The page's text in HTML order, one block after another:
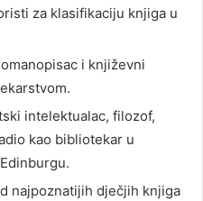
za klasifikaciju knjiga u
i književni
intelektualac, filozof,
kao bibliotekar u
najpoznatijih dječjih knjiga